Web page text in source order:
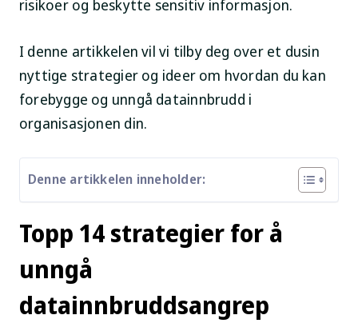
risikoer og beskytte sensitiv informasjon.
I denne artikkelen vil vi tilby deg over et dusin
nyttige strategier og ideer om hvordan du kan
forebygge og unngå datainnbrudd i
organisasjonen din.
Denne artikkelen inneholder:
Topp 14 strategier for å
unngå
datainnbruddsangrep